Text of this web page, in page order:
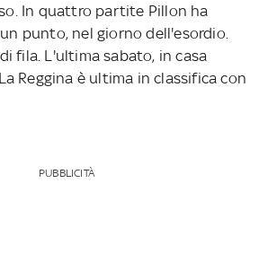
In quattro partite Pillon ha
punto, nel giorno dell'esordio.
fila. L'ultima sabato, in casa
Reggina è ultima in classifica con
PUBBLICITÀ